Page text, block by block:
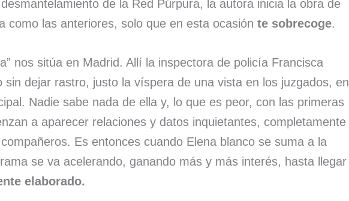
de la Red Púrpura, la autora inicia la obra de
como las anteriores, solo que en esta ocasión te sobrecoge.
nos sitúa en Madrid. Allí la inspectora de policía Francisca
sin dejar rastro, justo la víspera de una vista en los juzgados, en
Nadie sabe nada de ella y, lo que es peor, con las primeras
a aparecer relaciones y datos inquietantes, completamente
Es entonces cuando Elena blanco se suma a la
se va acelerando, ganando más y más interés, hasta llegar
elaborado.